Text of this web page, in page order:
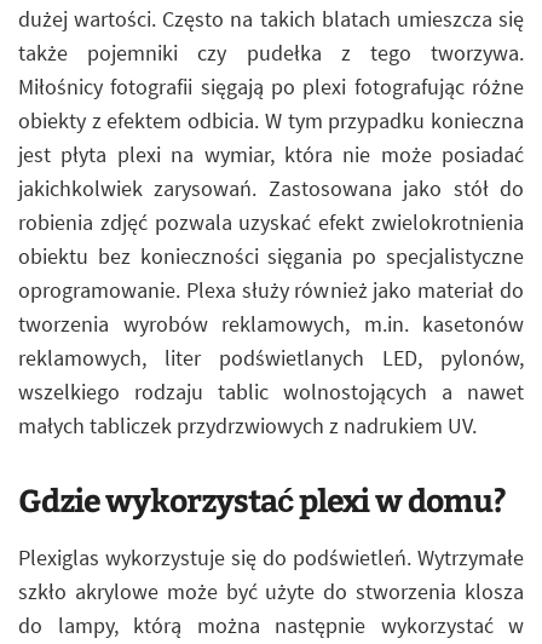
dużej wartości. Często na takich blatach umieszcza się
także pojemniki czy pudełka z tego tworzywa.
Miłośnicy fotografii sięgają po plexi fotografując różne
obiekty z efektem odbicia. W tym przypadku konieczna
jest płyta plexi na wymiar, która nie może posiadać
jakichkolwiek zarysowań. Zastosowana jako stół do
robienia zdjęć pozwala uzyskać efekt zwielokrotnienia
obiektu bez konieczności sięgania po specjalistyczne
oprogramowanie. Plexa służy również jako materiał do
tworzenia wyrobów reklamowych, m.in. kasetonów
reklamowych, liter podświetlanych LED, pylonów,
wszelkiego rodzaju tablic wolnostojących a nawet
małych tabliczek przydrzwiowych z nadrukiem UV.
Gdzie wykorzystać plexi w domu?
Plexiglas wykorzystuje się do podświetleń. Wytrzymałe
szkło akrylowe może być użyte do stworzenia klosza
do lampy, którą można następnie wykorzystać w